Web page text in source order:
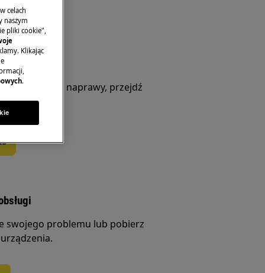
do naprawy, przejdź
swojego problemu lub pobierz
celach
naszym
pliki cookie",
Klikając
.